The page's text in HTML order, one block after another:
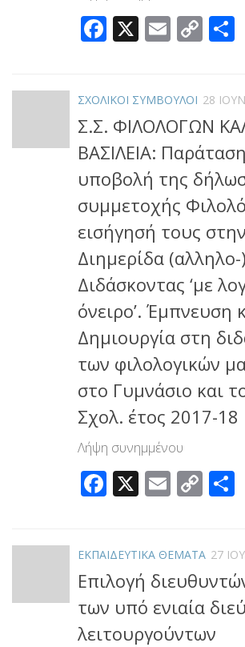
Facebook
X Email
Copy
ΣΧΟΛΙΚΟΙ ΣΥΜΒΟΥΛΟΙ 28
Σ.Σ. ΦΙΛΟΛΟΓΩΝ
ΒΑΣΙΛΕΙΑ:
υποβολή της
συμμετοχής
εισήγησή τους
Διημερίδα (αλληλο-
Διδάσκοντας ‘με
όνειρο’. Έμπνευση
Δημιουργία στη
των φιλολογικών
στο Γυμνάσιο και
Σχολ. έτος 2017-18
Λήψη συνημμένου
Facebook
X Email
Copy
ΕΚΠΑΙΔΕΥΤΙΚΑ ΘΕΜΑΤΑ 27
Επιλογή
των υπό ενιαία
λειτουργούντων